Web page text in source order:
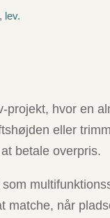
lev.
projekt, hvor en
eller
betale overpris.
når